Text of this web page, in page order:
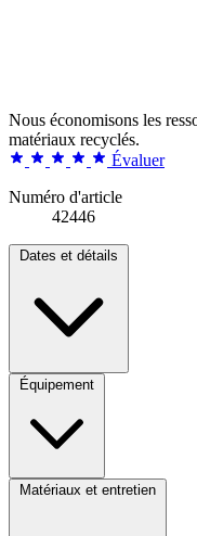
Nous économisons les
matériaux recyclés.
Évaluer
Numéro d'article
42446
Dates et détails
Équipement
Matériaux et entretien